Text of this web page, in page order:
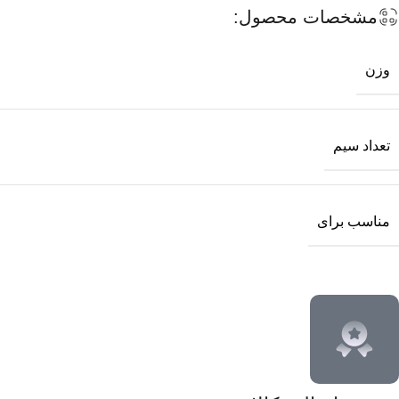
مشخصات محصول:
وزن
تعداد سیم
مناسب برای